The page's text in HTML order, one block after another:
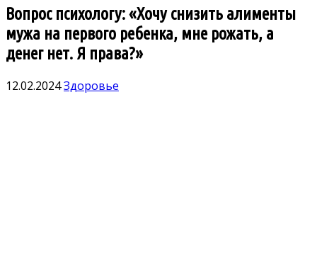
Вопрос психологу: «Хочу снизить алименты
мужа на первого ребенка, мне рожать, а
денег нет. Я права?»
12.02.2024Здоровье